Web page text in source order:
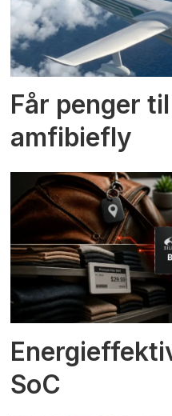
Får penger
amfibiefly
SoC